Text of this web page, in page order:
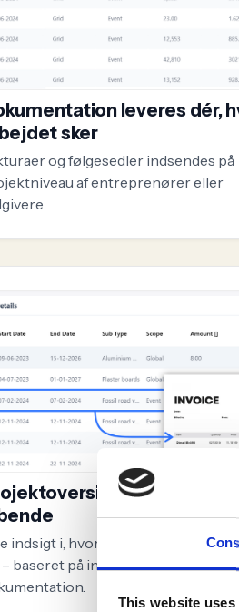
This website
leveres dér,
sker
og følgesedler indsendes på
af entreprenører eller
opdateres
indsigt i, hvordan hvert projekt
– baseret på indkommende